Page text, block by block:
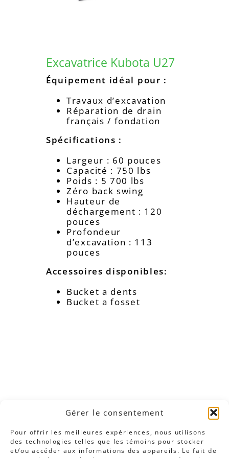
Gérer le consentement
Pour offrir les meilleures expériences, nous utilisons
des technologies telles que les témoins pour stocker
et/ou accéder aux informations des appareils. Le fait de
Excavatrice Kubota U27
Équipement idéal pour :
Travaux d’excavation
Réparation de drain
français / fondation
Spécifications :
Largeur : 60 pouces
Capacité : 750 lbs
Poids : 5 700 lbs
Zéro back swing
Hauteur de
déchargement : 120
pouces
Profondeur
d’excavation : 113
pouces
Accessoires disponibles:
Bucket a dents
Bucket a fosset